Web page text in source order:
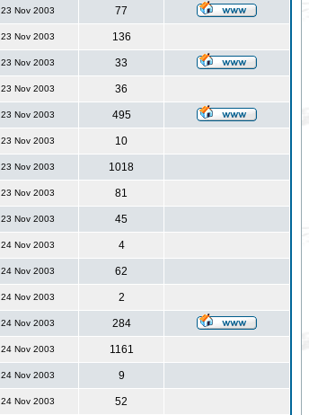
23 Nov 2003 77
23 Nov 2003 136
23 Nov 2003 33
23 Nov 2003 36
23 Nov 2003 495
23 Nov 2003 10
23 Nov 2003 1018
23 Nov 2003 81
23 Nov 2003 45
24 Nov 2003 4
24 Nov 2003 62
24 Nov 2003 2
24 Nov 2003 284
24 Nov 2003 1161
24 Nov 2003 9
24 Nov 2003 52